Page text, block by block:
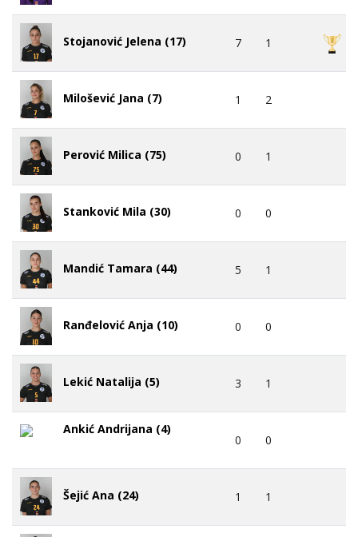
Stojanović Jelena (17) 7 1
Milošević Jana (7) 1 2
Perović Milica (75) 0 1
Stanković Mila (30) 0 0
Mandić Tamara (44) 5 1
Ranđelović Anja (10) 0 0
Lekić Natalija (5) 3 1
Ankić Andrijana (4)
0 0
Šejić Ana (24) 1 1